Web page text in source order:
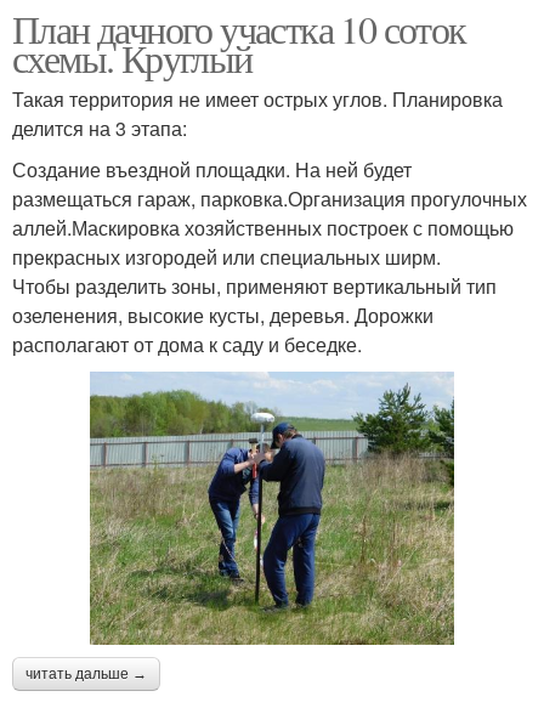
План дачного участка 10 соток
схемы. Круглый
Такая территория не имеет острых углов. Планировка
делится на 3 этапа:
Создание въездной площадки. На ней будет
размещаться гараж, парковка.Организация прогулочных
аллей.Маскировка хозяйственных построек с помощью
прекрасных изгородей или специальных ширм.
Чтобы разделить зоны, применяют вертикальный тип
озеленения, высокие кусты, деревья. Дорожки
располагают от дома к саду и беседке.
читать дальше →